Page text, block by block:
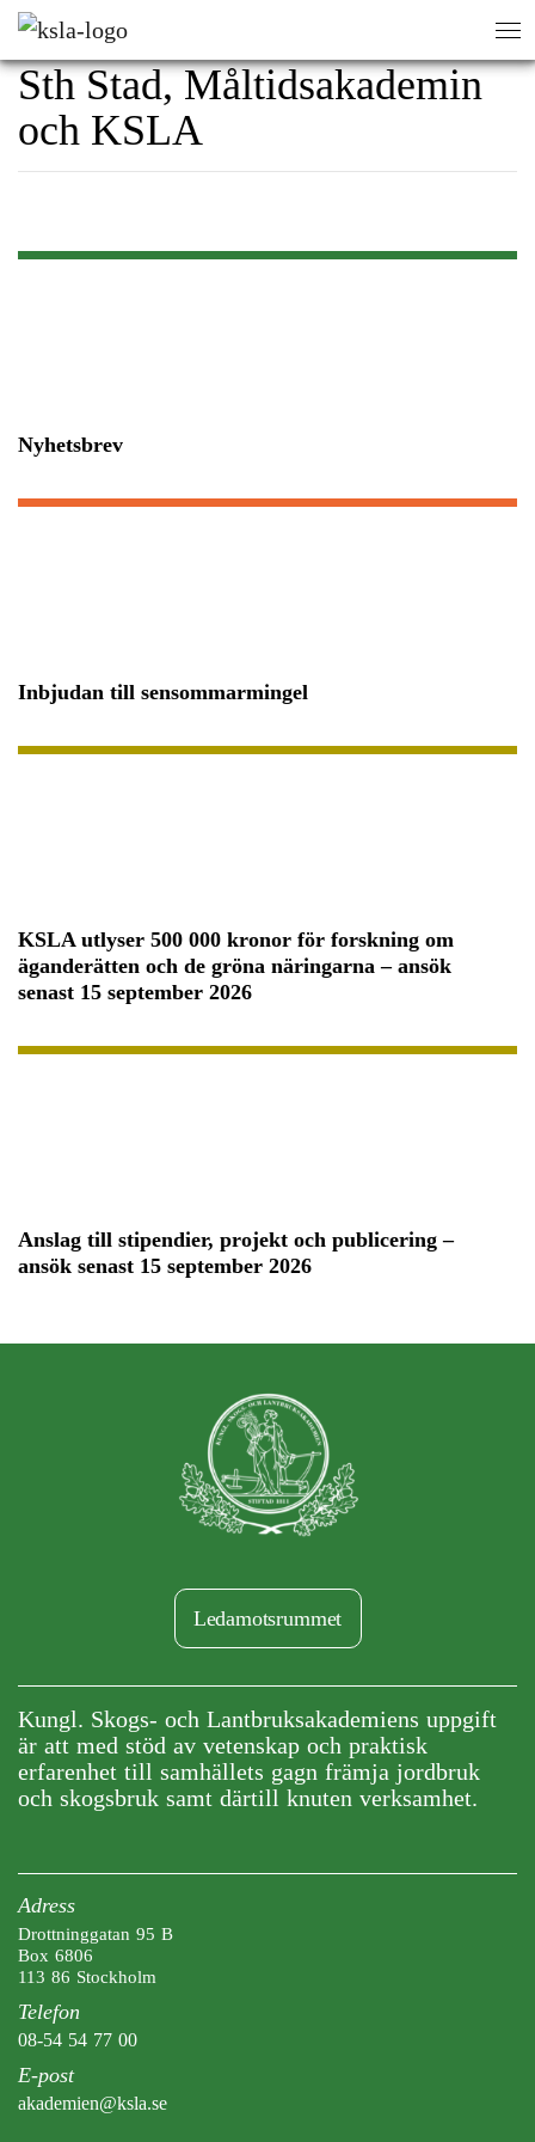
Gastronomiska akademin,
Sth Stad, Måltidsakademin
och KSLA
Nyhetsbrev
Inbjudan till sensommarmingel
KSLA utlyser 500 000 kronor för forskning om
äganderätten och de gröna näringarna – ansök
senast 15 september 2026
Anslag till stipendier, projekt och publicering –
ansök senast 15 september 2026
Ledamotsrummet
Kungl. Skogs- och Lantbruksakademiens uppgift
är att med stöd av vetenskap och praktisk
erfarenhet till samhällets gagn främja jordbruk
och skogsbruk samt därtill knuten verksamhet.
Adress
Drottninggatan 95 B
Box 6806
113 86 Stockholm
Telefon
08-54 54 77 00
E-post
akademien@ksla.se